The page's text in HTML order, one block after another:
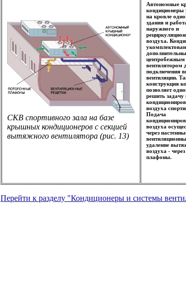
СКВ спортивного зала на базе
крышных кондиционеров с секцией
вытяжного вентилятора (рис. 13)
Автономные
кондиционеры
на кровле
здания и
наружного и
воздуха.
центробежным
вентилятором
подключения
вентиляции.
конструкция
позволяет
решить задачу
воздуха
Подача
воздуха
через
удаление
воздуха -
плафоны.
Перейти к разделу "Кондиционеры и системы